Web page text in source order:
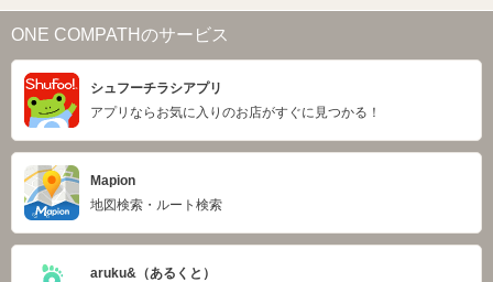
ONE COMPATHのサービス
シュフーチラシアプリ
アプリならお気に入りのお店がすぐに見つかる！
Mapion
地図検索・ルート検索
aruku&（あるくと）